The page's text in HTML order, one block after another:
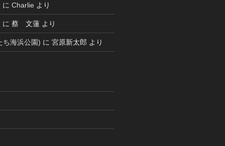
に Charlie より
に 蔡 文蓮より
ち海浜公園) に 宮原新太郎 より